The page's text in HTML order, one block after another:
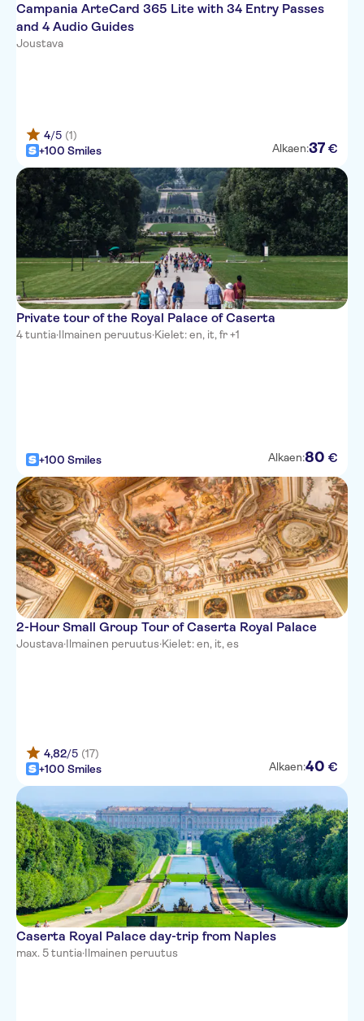
Campania ArteCard 365 Lite with 34 Entry Passes
and 4 Audio Guides
Joustava
4/5 (1)
+100 Smiles
Alkaen:37 €
Private tour of the Royal Palace of Caserta
4 tuntia·Ilmainen peruutus·Kielet: en, it, fr +1
+100 Smiles Alkaen:80 €
2-Hour Small Group Tour of Caserta Royal Palace
Joustava·Ilmainen peruutus·Kielet: en, it, es
4,82/5 (17)
+100 Smiles
Alkaen:40 €
Caserta Royal Palace day-trip from Naples
max. 5 tuntia·Ilmainen peruutus